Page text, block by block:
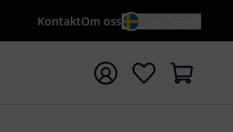
KontaktOm oss
{searchTerm}